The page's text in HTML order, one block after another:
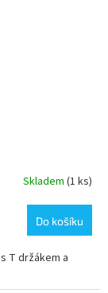
Skladem (1 ks)
Do košíku
T držákem a